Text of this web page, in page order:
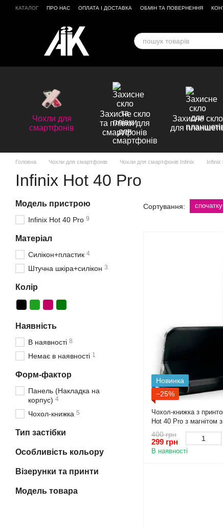
Перейти до основного контенту
КАТАЛОГ ПРО НАС ОПЛАТА І ДОСТАВКА ОБМІН ТА ПОВЕРНЕННЯ
Чохли для
смартфонів
Захисне скло
та плівки для
смартфонів
Захисне скло
для
Головна Чохли для смартфонів Чохли для смартфонів Infinix Infinix
Infinix Hot 40 Pro
Сортування: спочатку
Новинка
−25%
Чохол-книжка з
Hot 40 Pro з магнітом
чорна
400 грн
299 грн
В наявності
Модель пристрою
Infinix Hot 40 Pro 9
Матеріал
Силікон+пластик 4
Штучна шкіра+силікон 3
Колір
Наявність
В наявності 8
Немає в наявності 1
Форм-фактор
Панель (Накладка на
корпус) 4
Чохол-книжка 5
Тип застібки
Особливість кольору
Візерунки та принти
Модель товара